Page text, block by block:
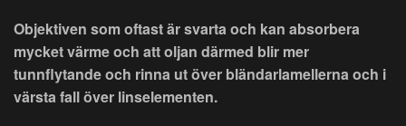
Objektiven som oftast är svarta och kan absorbera
mycket värme och att oljan därmed blir mer
tunnflytande och rinna ut över bländarlamellerna och i
värsta fall över linselementen.